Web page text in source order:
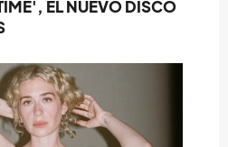
EL NUEVO DISCO